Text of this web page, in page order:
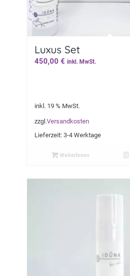
Luxus Set
450,00 € inkl. MwSt.
inkl. 19 % MwSt.
zzgl.Versandkosten
Lieferzeit: 3-4 Werktage
Weiterlesen